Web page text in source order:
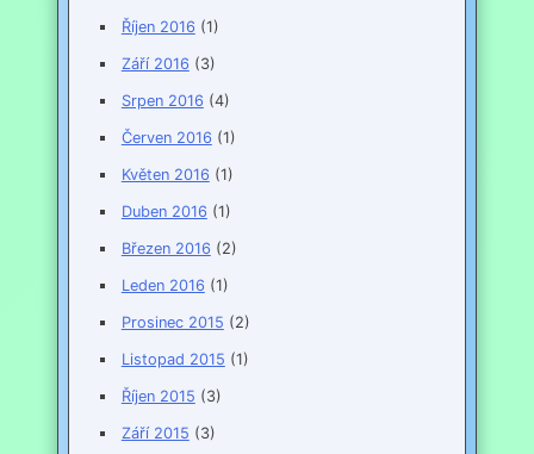
Říjen 2016 (1)
Září 2016 (3)
Srpen 2016 (4)
Červen 2016 (1)
Květen 2016 (1)
Duben 2016 (1)
Březen 2016 (2)
Leden 2016 (1)
Prosinec 2015 (2)
Listopad 2015 (1)
Říjen 2015 (3)
Září 2015 (3)